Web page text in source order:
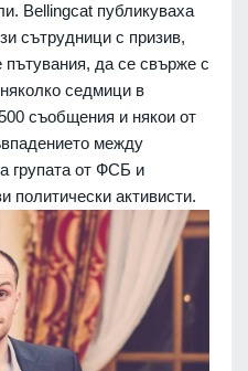
Bellingcat публикуваха
сътрудници с призив,
пътувания, да се свърже с
седмици в
съобщения и някои от
между
групата от ФСБ и
политически активисти.